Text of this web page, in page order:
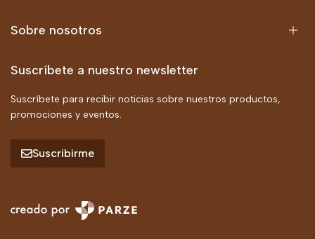
Sobre nosotros
Suscríbete a nuestro newsletter
Suscríbete para recibir noticias sobre nuestros productos,
promociones y eventos.
Suscribirme